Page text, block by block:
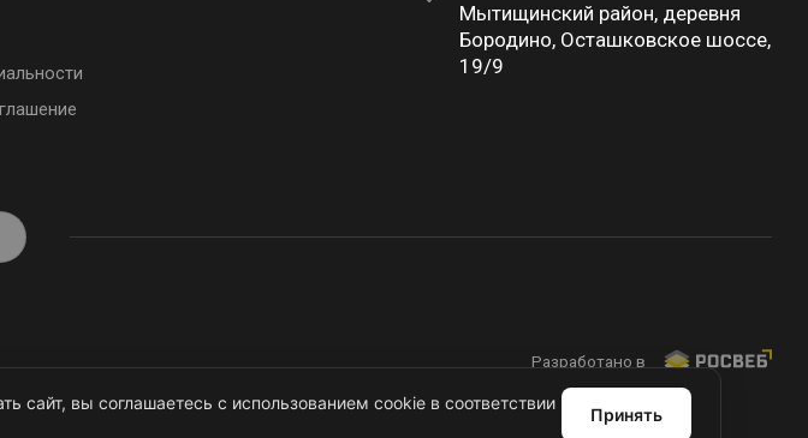
Мытищинский район, деревня
Бородино, Осташковское шоссе,
19/9
Разработано в
вы соглашаетесь с использованием cookie в соответствии
Принять